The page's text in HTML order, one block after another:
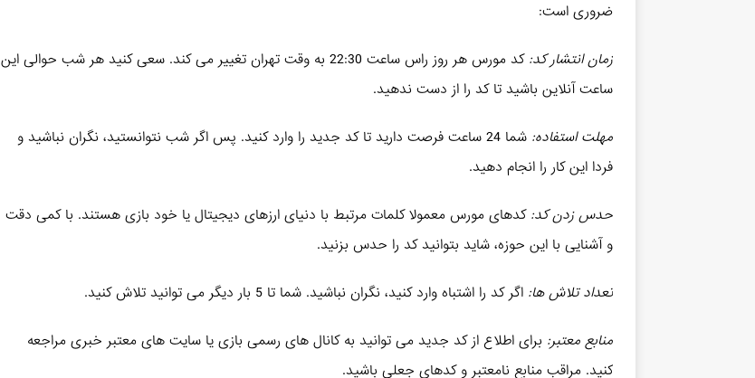
ضروری است:
زمان انتشار کد:
کد مورس هر روز راس ساعت 22:30 به وقت تهران تغییر می کند. سعی کنید هر شب حوالی این
ساعت آنلاین باشید تا کد را از دست ندهید.
مهلت استفاده:
شما 24 ساعت فرصت دارید تا کد جدید را وارد کنید. پس اگر شب نتوانستید، نگران نباشید و
فردا این کار را انجام دهید.
حدس زدن کد: کدهای مورس معمولا کلمات مرتبط با دنیای ارزهای دیجیتال یا خود بازی هستند. با کمی دقت
و آشنایی با این حوزه، شاید بتوانید کد را حدس بزنید.
تعداد تلاش ها: اگر کد را اشتباه وارد کنید، نگران نباشید. شما تا 5 بار دیگر می توانید تلاش کنید.
منابع معتبر: برای اطلاع از کد جدید می توانید به کانال های رسمی بازی یا سایت های معتبر خبری مراجعه
کنید. مراقب منابع نامعتبر و کدهای جعلی باشید.